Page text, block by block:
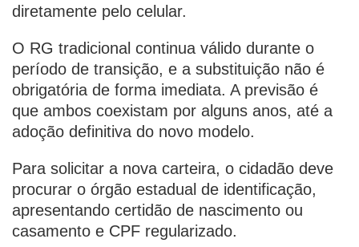
diretamente pelo celular.
O RG tradicional continua válido durante o
período de transição, e a substituição não é
obrigatória de forma imediata. A previsão é
que ambos coexistam por alguns anos, até a
adoção definitiva do novo modelo.
Para solicitar a nova carteira, o cidadão deve
procurar o órgão estadual de identificação,
apresentando certidão de nascimento ou
casamento e CPF regularizado.